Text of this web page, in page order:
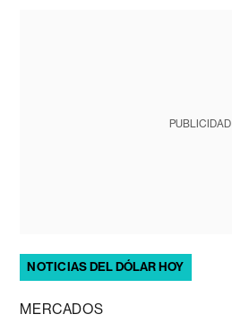
PUBLICIDAD
NOTICIAS DEL DÓLAR HOY
MERCADOS